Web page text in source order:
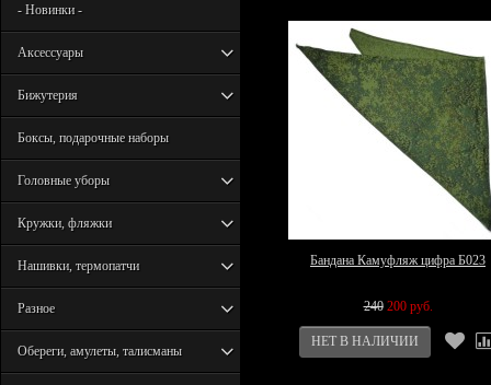
- Новинки -
Аксессуары
Бижутерия
Боксы, подарочные наборы
Головные уборы
Кружки, фляжки
Нашивки, термопатчи
Разное
Обереги, амулеты, талисманы
Бандана Камуфляж цифра Б023
240 200 руб.